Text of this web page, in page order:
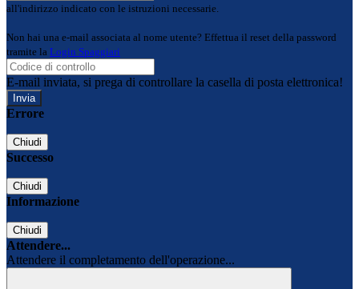
all'indirizzo indicato con le istruzioni necessarie.
Non hai una e-mail associata al nome utente? Effettua il reset della password
tramite la Login Spaggiari
E-mail inviata, si prega di controllare la casella di posta elettronica!
Errore
Chiudi
Successo
Chiudi
Informazione
Chiudi
Attendere...
Attendere il completamento dell'operazione...